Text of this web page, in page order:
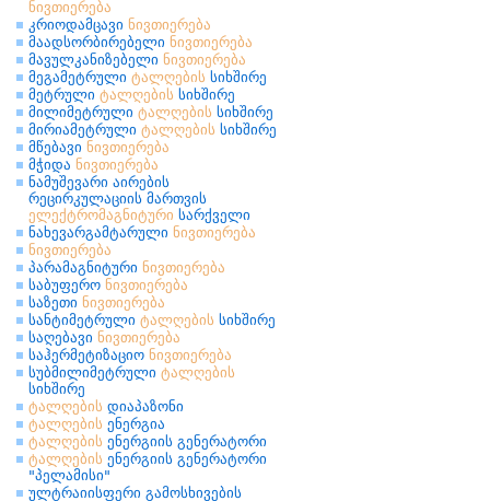
ნივთიერება
კრიოდამცავი ნივთიერება
მაადსორბირებელი ნივთიერება
მავულკანიზებელი ნივთიერება
მეგამეტრული ტალღების სიხშირე
მეტრული ტალღების სიხშირე
მილიმეტრული ტალღების სიხშირე
მირიამეტრული ტალღების სიხშირე
მწებავი ნივთიერება
მჭიდა ნივთიერება
ნამუშევარი აირების
რეცირკულაციის მართვის
ელექტრომაგნიტური სარქველი
ნახევარგამტარული ნივთიერება
ნივთიერება
პარამაგნიტური ნივთიერება
საბუფერო ნივთიერება
საზეთი ნივთიერება
სანტიმეტრული ტალღების სიხშირე
საღებავი ნივთიერება
საჰერმეტიზაციო ნივთიერება
სუბმილიმეტრული ტალღების
სიხშირე
ტალღების დიაპაზონი
ტალღების ენერგია
ტალღების ენერგიის გენერატორი
ტალღების ენერგიის გენერატორი
"პელამისი"
ულტრაიისფერი გამოსხივების